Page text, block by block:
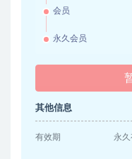
会员
永久会员
其他信息
有效期 永久